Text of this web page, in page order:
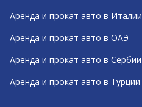
Аренда и прокат авто в Италии
Аренда и прокат авто в ОАЭ
Аренда и прокат авто в Сербии
Аренда и прокат авто в Турции